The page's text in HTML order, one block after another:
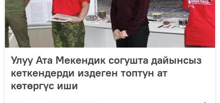
Улуу Ата Мекендик согушта дайынсыз
кеткендерди издеген топтун ат
көтөргүс иши